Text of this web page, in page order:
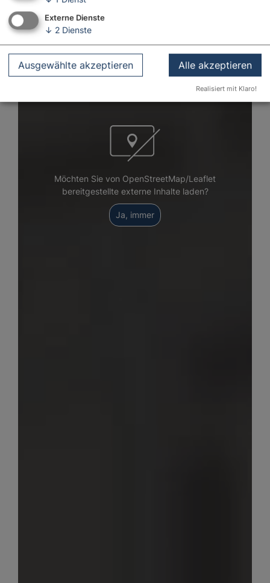
Möchten Sie von OpenStreetMap/Leaflet
bereitgestellte externe Inhalte laden?
Ja, immer
Externe Dienste
↓ 2 Dienste
Ausgewählte akzeptieren Alle akzeptieren
Realisiert mit Klaro!